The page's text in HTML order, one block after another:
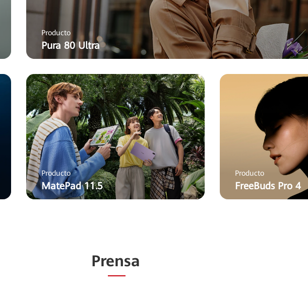
Producto
Pura 80 Ultra
Producto
MatePad 11.5
Producto
FreeBuds Pro 4
Prensa